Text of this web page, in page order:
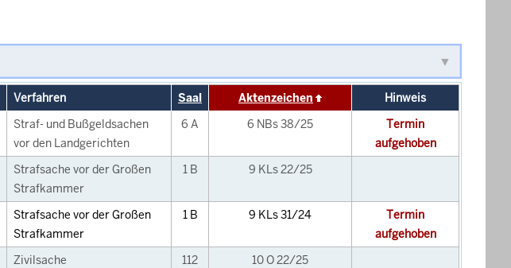
Verfahren Saal Aktenzeichen
Hinweis
Straf- und Bußgeldsachen
vor den Landgerichten
6 A 6 NBs 38/25
Termin
aufgehoben
Strafsache vor der Großen
Strafkammer
1 B 9 KLs 22/25
Strafsache vor der Großen
Strafkammer
1 B 9 KLs 31/24
Termin
aufgehoben
Zivilsache
112
10 O 22/25